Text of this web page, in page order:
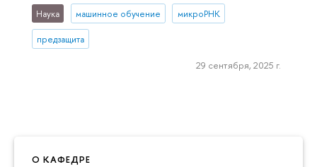
О КАФЕДРЕ
Наука машинное обучение микроРНК
предзащита
29 сентября, 2025 г.